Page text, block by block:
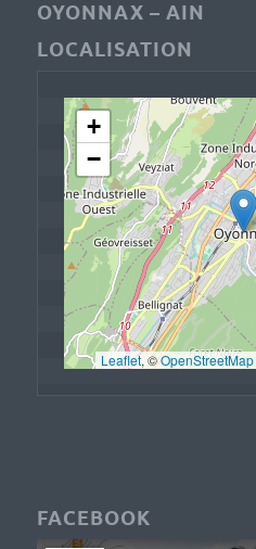
OYONNAX – AIN
LOCALISATION
+
−
Leaflet, © OpenStreetMap
FACEBOOK